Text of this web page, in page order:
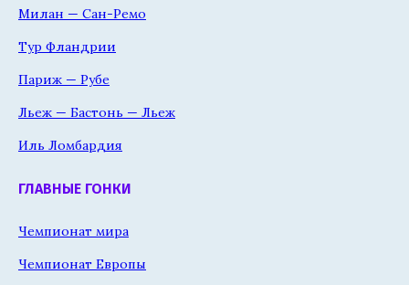
Милан — Сан-Ремо
Тур Фландрии
Париж — Рубе
Льеж — Бастонь — Льеж
Иль Ломбардия
ГЛАВНЫЕ ГОНКИ
Чемпионат мира
Чемпионат Европы